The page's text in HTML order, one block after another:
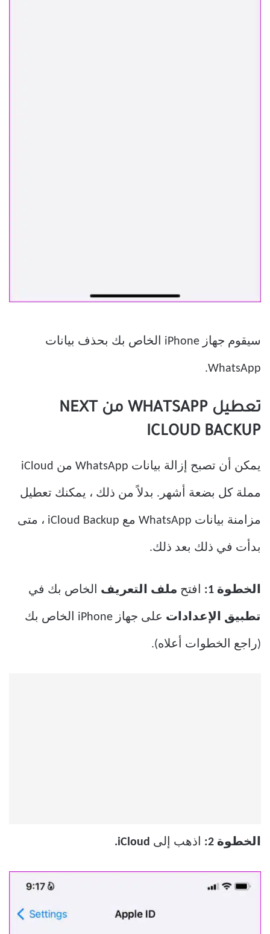
سيقوم جهاز iPhone الخاص بك بحذف بيانات
WhatsApp.
تعطيل WHATSAPP من NEXT
ICLOUD BACKUP
يمكن أن تصبح إزالة بيانات WhatsApp من iCloud
مملة كل بضعة أشهر. بدلاً من ذلك ، يمكنك تعطيل
مزامنة بيانات WhatsApp مع iCloud Backup ، متى
بدأت في ذلك بعد ذلك.
الخطوة 1: افتح ملف التعريف الخاص بك في
تطبيق الإعدادات على جهاز iPhone الخاص بك
(راجع الخطوات أعلاه).
الخطوة 2: اذهب إلى iCloud.